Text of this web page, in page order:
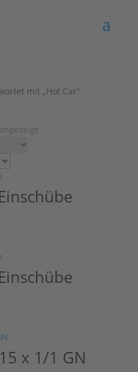
mit „Hot Car“
x 1/1 GN